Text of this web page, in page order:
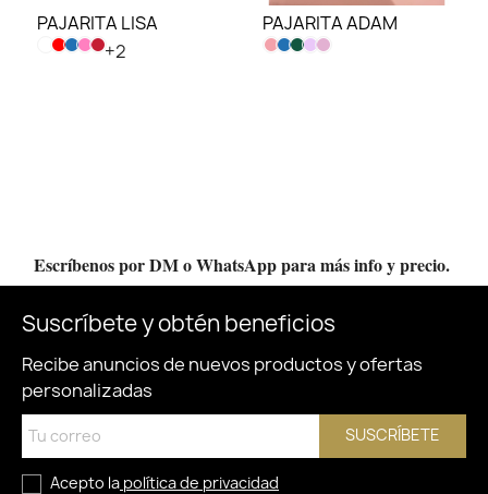
PAJARITA LISA
+2
PAJARITA ADAM
Escríbenos por DM o WhatsApp para más info y precio.
Suscríbete y obtén beneficios
Recibe anuncios de nuevos productos y ofertas
personalizadas
SUSCRÍBETE
Acepto la política de privacidad